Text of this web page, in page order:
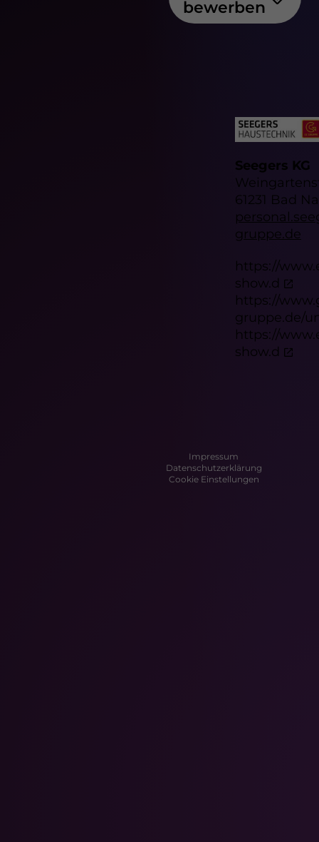
bewerben
Seegers KG
61231 Bad
gruppe.de
https://
show.d
https://
gruppe.de/
https://
show.d
Impressum
Datenschutzerklärung
Cookie Einstellungen